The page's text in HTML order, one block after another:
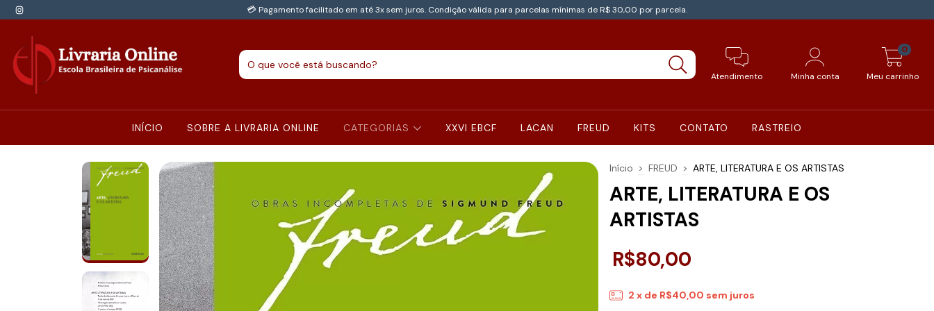
💳 Pagamento facilitado em até 3x sem juros. Condição válida para parcelas mínimas de R$ 30,00 por parcela.
Atendimento Minha conta Meu carrinho
0
INÍCIO SOBRE A LIVRARIA ONLINE CATEGORIAS XXVI EBCF LACAN FREUD KITS CONTATO RASTREIO
Início > FREUD > ARTE, LITERATURA E OS ARTISTAS
ARTE, LITERATURA E OS
ARTISTAS
R$80,00
2 x de R$40,00 sem juros